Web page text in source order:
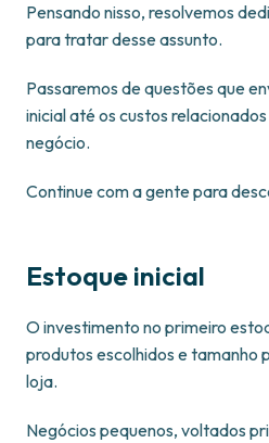
Pensando nisso, resolvemos
para tratar desse assunto.
Passaremos de questões que
inicial até os custos
negócio.
Continue com a gente para
Estoque inicial
O investimento no primeiro
produtos escolhidos e tamanho
loja.
Negócios pequenos, voltados